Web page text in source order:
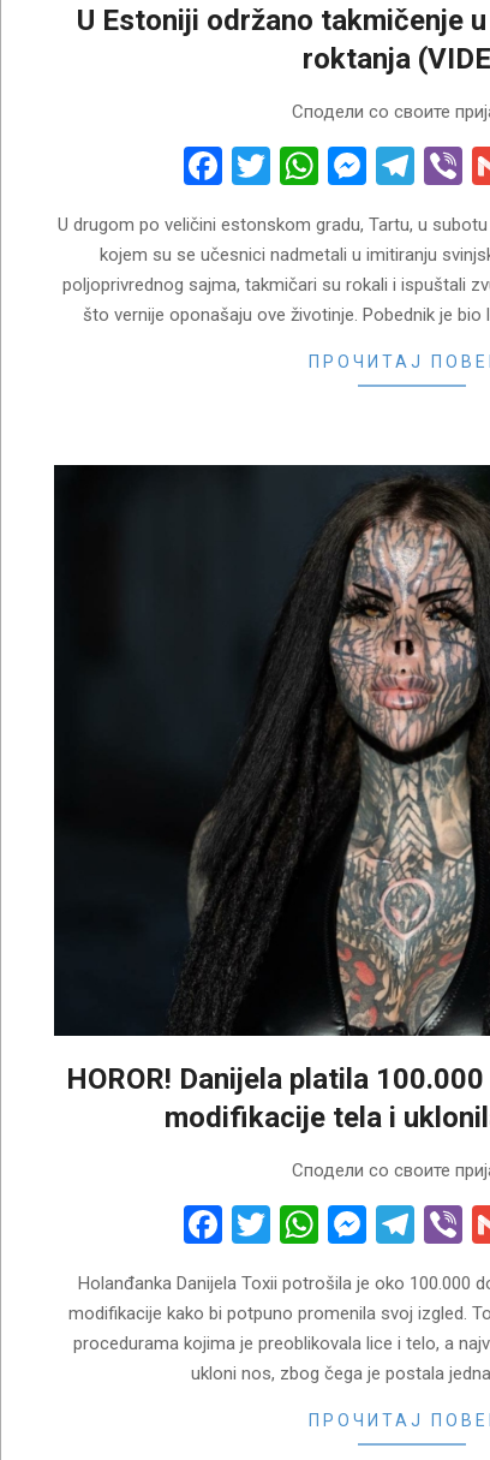
U Estoniji održano takmičenje
roktanja
Сподели со своите
Facebook
Twitter
WhatsApp
U drugom po veličini estonskom gradu, Tartu, u
kojem su se učesnici nadmetali u imitiranju
poljoprivrednog sajma, takmičari su rokali i ispuštali
što vernije oponašaju ove životinje. Pobednik je
ПРОЧИТАЈ
HOROR! Danijela platila
modifikacije tela i
Сподели со своите
Facebook
Twitter
WhatsApp
Holanđanka Danijela Toxii potrošila je oko 100.000
modifikacije kako bi potpuno promenila svoj izgled.
procedurama kojima je preoblikovala lice i telo, a
ukloni nos, zbog čega je postala
ПРОЧИТАЈ